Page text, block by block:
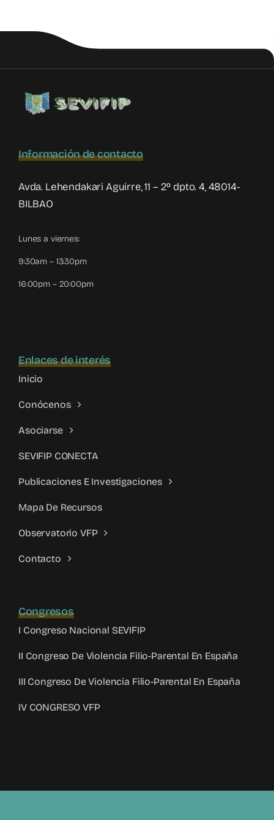
en
infancia,
destacados
en
de
Información de contacto
Avda. Lehendakari Aguirre, 11 – 2º dpto. 4, 48014-
BILBAO
Lunes a viernes:
9:30am – 13:30pm
16:00pm – 20:00pm
Enlaces de interés
Inicio
Conócenos
Asociarse
SEVIFIP CONECTA
Publicaciones E Investigaciones
Mapa De Recursos
Observatorio VFP
Contacto
Congresos
I Congreso Nacional SEVIFIP
II Congreso De Violencia Filio-Parental En España
III Congreso De Violencia Filio-Parental En España
IV CONGRESO VFP